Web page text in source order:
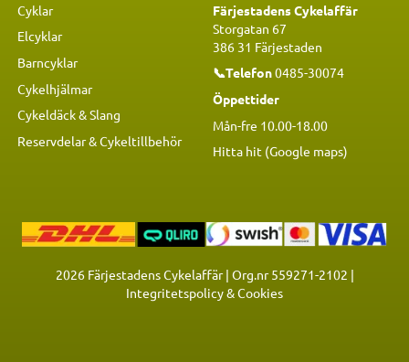
Cyklar
Elcyklar
Barncyklar
Cykelhjälmar
Cykeldäck & Slang
Reservdelar&Cykeltillbehör
Färjestadens Cykelaffär
Storgatan 67
386 31 Färjestaden
📞Telefon0485-30074
Öppettider
Mån-fre 10.00-18.00
Hitta hit (Google maps)
2026Färjestadens Cykelaffär | Org.nr 559271-2102 |
Integritetspolicy & Cookies